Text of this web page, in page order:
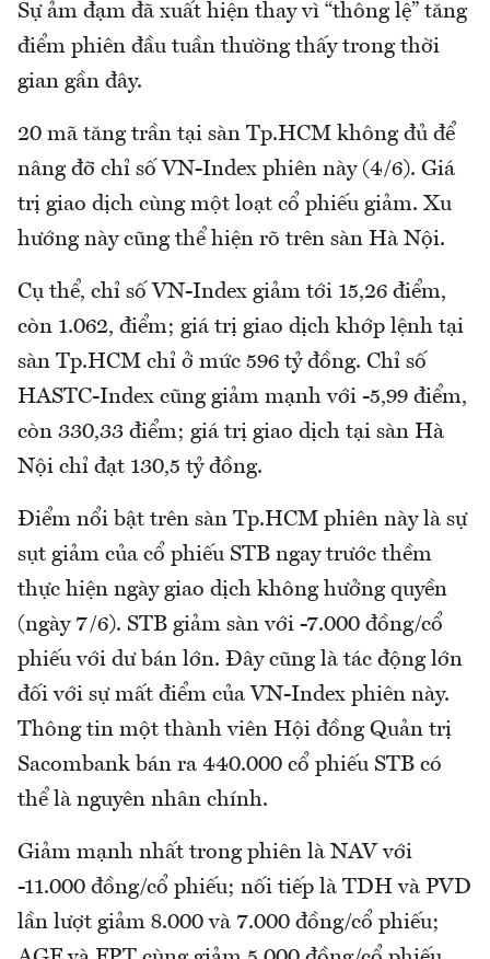
Sự ảm đạm đã xuất hiện thay vì “thông lệ” tăng
điểm phiên đầu tuần thường thấy trong thời
gian gần đây.
20 mã tăng trần tại sàn Tp.HCM không đủ để
nâng đỡ chỉ số VN-Index phiên này (4/6). Giá
trị giao dịch cùng một loạt cổ phiếu giảm. Xu
hướng này cũng thể hiện rõ trên sàn Hà Nội.
Cụ thể, chỉ số VN-Index giảm tới 15,26 điểm,
còn 1.062, điểm; giá trị giao dịch khớp lệnh tại
sàn Tp.HCM chỉ ở mức 596 tỷ đồng. Chỉ số
HASTC-Index cũng giảm mạnh với -5,99 điểm,
còn 330,33 điểm; giá trị giao dịch tại sàn Hà
Nội chỉ đạt 130,5 tỷ đồng.
Điểm nổi bật trên sàn Tp.HCM phiên này là sự
sụt giảm của cổ phiếu STB ngay trước thềm
thực hiện ngày giao dịch không hưởng quyền
(ngày 7/6). STB giảm sàn với -7.000 đồng/cổ
phiếu với dư bán lớn. Đây cũng là tác động lớn
đối với sự mất điểm của VN-Index phiên này.
Thông tin một thành viên Hội đồng Quản trị
Sacombank bán ra 440.000 cổ phiếu STB có
thể là nguyên nhân chính.
Giảm mạnh nhất trong phiên là NAV với
-11.000 đồng/cổ phiếu; nối tiếp là TDH và PVD
lần lượt giảm 8.000 và 7.000 đồng/cổ phiếu;